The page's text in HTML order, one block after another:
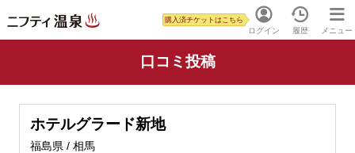
ログイン
購入済チケットはこちら
履歴 メニュー
口コミ投稿
ホテルグラード新地
福島県 / 相馬